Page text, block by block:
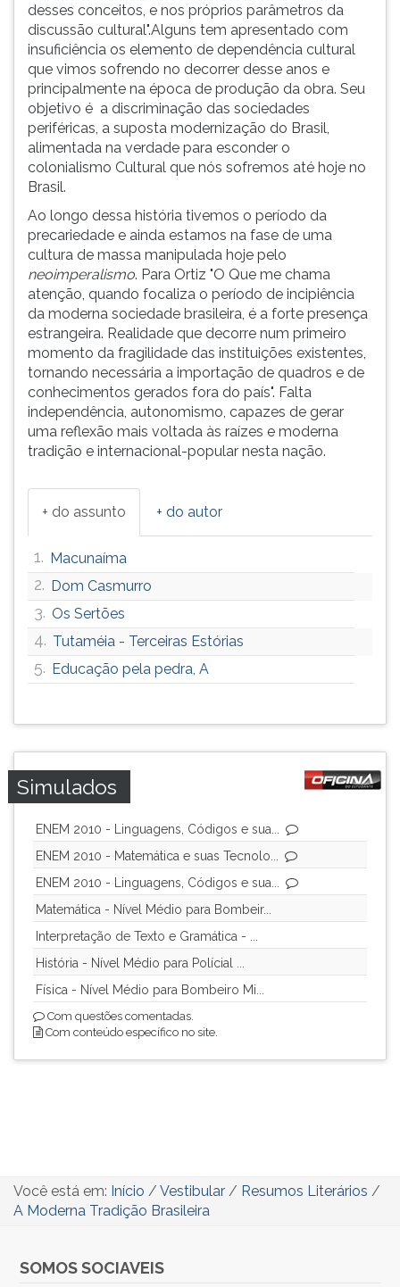
desses conceitos, e nos próprios parâmetros da
discussão cultural".Alguns tem apresentado com
insuficiência os elemento de dependência cultural
que vimos sofrendo no decorrer desse anos e
principalmente na época de produção da obra. Seu
objetivo é a discriminação das sociedades
periféricas, a suposta modernização do Brasil,
alimentada na verdade para esconder o
colonialismo Cultural que nós sofremos até hoje no
Brasil.
Ao longo dessa história tivemos o período da
precariedade e ainda estamos na fase de uma
cultura de massa manipulada hoje pelo
neoimperalismo. Para Ortiz "O Que me chama
atenção, quando focaliza o período de incipiência
da moderna sociedade brasileira, é a forte presença
estrangeira. Realidade que decorre num primeiro
momento da fragilidade das instituições existentes,
tornando necessária a importação de quadros e de
conhecimentos gerados fora do país". Falta
independência, autonomismo, capazes de gerar
uma reflexão mais voltada às raízes e moderna
tradição e internacional-popular nesta nação.
+ do assunto + do autor
1. Macunaíma
2. Dom Casmurro
3. Os Sertões
4. Tutaméia - Terceiras Estórias
5. Educação pela pedra, A
Simulados
ENEM 2010 - Linguagens, Códigos e sua...
ENEM 2010 - Matemática e suas Tecnolo...
ENEM 2010 - Linguagens, Códigos e sua...
Matemática - Nível Médio para Bombeir...
Interpretação de Texto e Gramática - ...
História - Nível Médio para Polícial ...
Física - Nível Médio para Bombeiro Mi...
Com questões comentadas.
Com conteúdo específico no site.
Você está em: Início / Vestibular / Resumos Literários /
A Moderna Tradição Brasileira
SOMOS SOCIAVEIS